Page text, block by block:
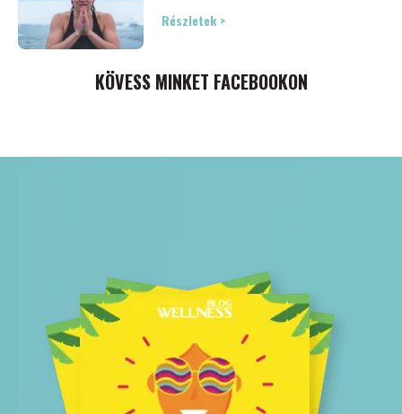
Részletek >
KÖVESS MINKET FACEBOOKON